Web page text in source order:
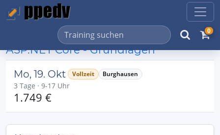
0
ASP.NET Core - Grundlagen
Mo, 19. Okt Vollzeit Burghausen
3 Tage · 9-17 Uhr
1.749 €